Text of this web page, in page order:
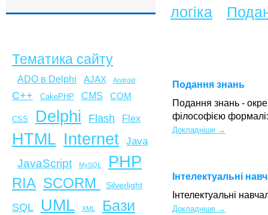
Тематика сайту
ADO в Delphi AJAX Android
C++ CakePHP CMS COM
CSS Delphi Flash Flex
HTML Internet Java
JavaScript MySQL PHP
RIA SCORM Silverlight
SQL UML XML
Бази
логіка
Подання знань
Подання знань -
філософією
Докладніше →
Інтелектуальні
Інтелектуальні
Докладніше →